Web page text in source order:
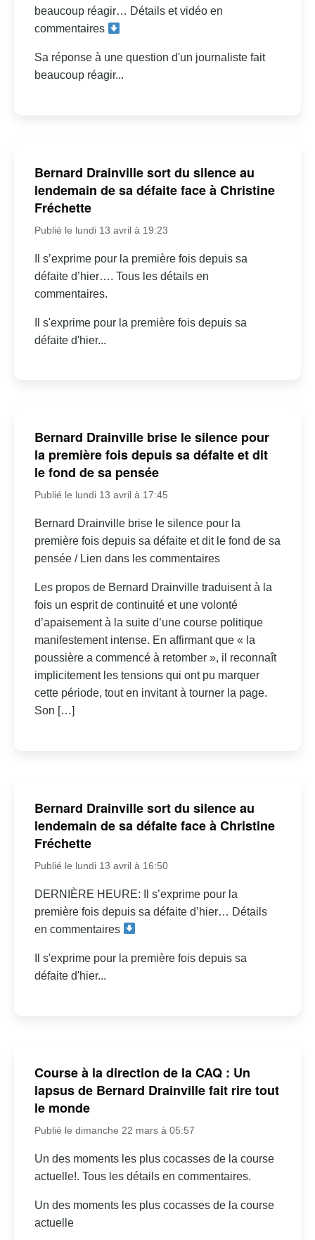
beaucoup réagir… Détails et vidéo en
commentaires
Sa réponse à une question d'un journaliste fait
beaucoup réagir...
Bernard Drainville sort du silence au
lendemain de sa défaite face à Christine
Fréchette
Publié le lundi 13 avril à 19:23
Il s’exprime pour la première fois depuis sa
défaite d’hier…. Tous les détails en
commentaires.
Il s'exprime pour la première fois depuis sa
défaite d'hier...
Bernard Drainville brise le silence pour
la première fois depuis sa défaite et dit
le fond de sa pensée
Publié le lundi 13 avril à 17:45
Bernard Drainville brise le silence pour la
première fois depuis sa défaite et dit le fond de sa
pensée / Lien dans les commentaires
Les propos de Bernard Drainville traduisent à la
fois un esprit de continuité et une volonté
d’apaisement à la suite d’une course politique
manifestement intense. En affirmant que « la
poussière a commencé à retomber », il reconnaît
implicitement les tensions qui ont pu marquer
cette période, tout en invitant à tourner la page.
Son […]
Bernard Drainville sort du silence au
lendemain de sa défaite face à Christine
Fréchette
Publié le lundi 13 avril à 16:50
DERNIÈRE HEURE: Il s’exprime pour la
première fois depuis sa défaite d’hier… Détails
en commentaires
Il s'exprime pour la première fois depuis sa
défaite d'hier...
Course à la direction de la CAQ : Un
lapsus de Bernard Drainville fait rire tout
le monde
Publié le dimanche 22 mars à 05:57
Un des moments les plus cocasses de la course
actuelle!. Tous les détails en commentaires.
Un des moments les plus cocasses de la course
actuelle